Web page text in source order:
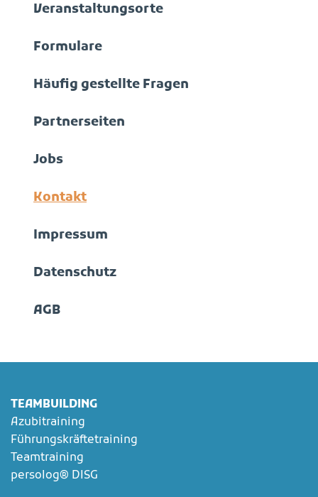
Veranstaltungsorte
Formulare
Häufig gestellte Fragen
Partnerseiten
Jobs
Kontakt
Impressum
Datenschutz
AGB
TEAMBUILDING
Azubitraining
Führungskräftetraining
Teamtraining
persolog® DISG